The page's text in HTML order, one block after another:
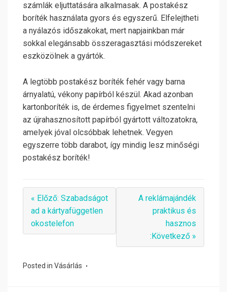
számlák eljuttatására alkalmasak. A postakész
boríték használata gyors és egyszerű. Elfelejtheti
a nyálazós időszakokat, mert napjainkban már
sokkal elegánsabb összeragasztási módszereket
eszközölnek a gyártók.
A legtöbb postakész boríték fehér vagy barna
árnyalatú, vékony papírból készül. Akad azonban
kartonboríték is, de érdemes figyelmet szentelni
az újrahasznosított papírból gyártott változatokra,
amelyek jóval olcsóbbak lehetnek. Vegyen
egyszerre több darabot, így mindig lesz minőségi
postakész boríték!
« Előző: Szabadságot
ad a kártyafüggetlen
okostelefon
A reklámajándék
praktikus és
hasznos
:Következő »
Posted in Vásárlás